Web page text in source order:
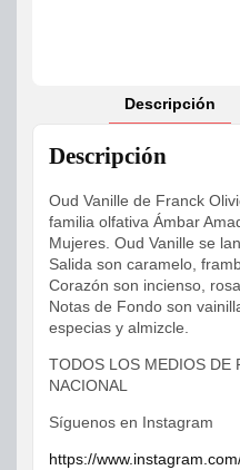
Descripción
Descripción
Oud Vanille de Franck
familia olfativa Ámbar
Mujeres. Oud Vanille se
Salida son caramelo,
Corazón son incienso,
Notas de Fondo son
especias y almizcle.
TODOS LOS MEDIOS DE
NACIONAL
Síguenos en Instagram
https://